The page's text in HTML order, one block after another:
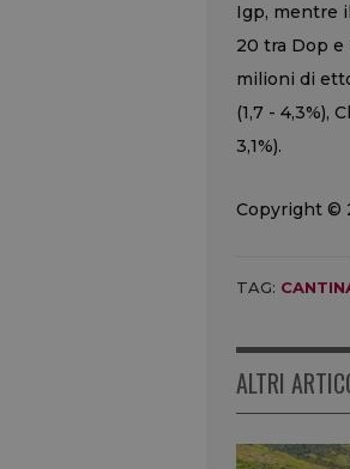
Igp, mentre
20 tra Dop e
milioni di
(1,7 - 4,3%),
3,1%).
Copyright ©
TAG:
ALTRI